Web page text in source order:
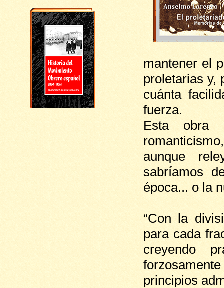
mantener el
proletarias y,
cuánta
fuerza.
Esta obra
aunque
sabríamos
época... o la
“Con la
para cada
creyendo
principios